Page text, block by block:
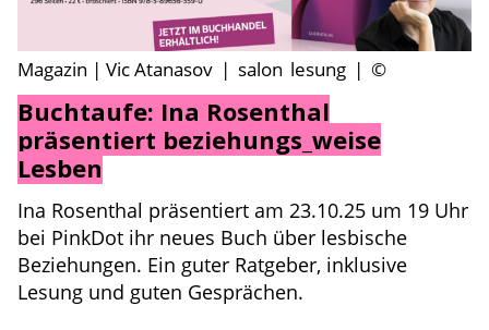
Magazin | Vic Atanasov | salon lesung | ©
Buchtaufe: Ina Rosenthal
präsentiert beziehungs_weise
Lesben
Ina Rosenthal präsentiert am 23.10.25 um 19 Uhr
bei PinkDot ihr neues Buch über lesbische
Beziehungen. Ein guter Ratgeber, inklusive
Lesung und guten Gesprächen.